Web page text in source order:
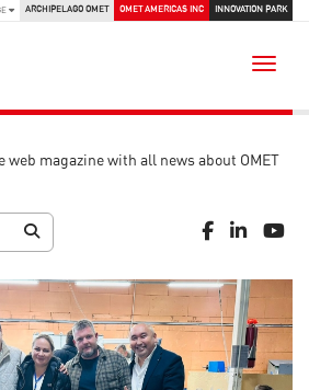
ARCHIPELAGO OMET OMET AMERICAS INC INNOVATION PARK
web magazine with all news about OMET